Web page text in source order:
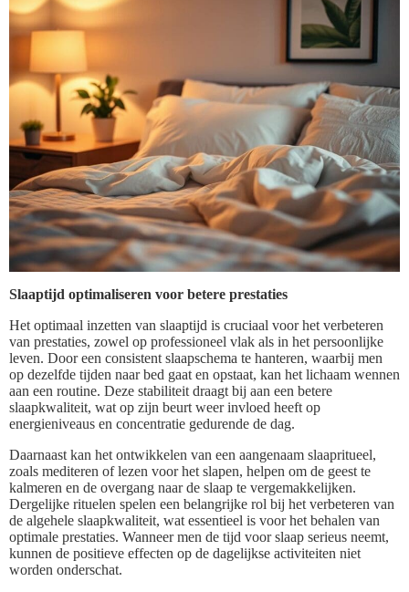
Slaaptijd optimaliseren voor betere prestaties
Het optimaal inzetten van slaaptijd is cruciaal voor het verbeteren
van prestaties, zowel op professioneel vlak als in het persoonlijke
leven. Door een consistent slaapschema te hanteren, waarbij men
op dezelfde tijden naar bed gaat en opstaat, kan het lichaam wennen
aan een routine. Deze stabiliteit draagt bij aan een betere
slaapkwaliteit, wat op zijn beurt weer invloed heeft op
energieniveaus en concentratie gedurende de dag.
Daarnaast kan het ontwikkelen van een aangenaam slaapritueel,
zoals mediteren of lezen voor het slapen, helpen om de geest te
kalmeren en de overgang naar de slaap te vergemakkelijken.
Dergelijke rituelen spelen een belangrijke rol bij het verbeteren van
de algehele slaapkwaliteit, wat essentieel is voor het behalen van
optimale prestaties. Wanneer men de tijd voor slaap serieus neemt,
kunnen de positieve effecten op de dagelijkse activiteiten niet
worden onderschat.